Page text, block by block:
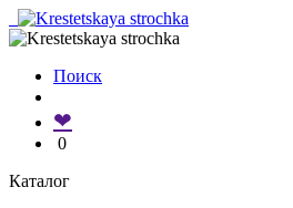
Поиск
❤
0
Каталог